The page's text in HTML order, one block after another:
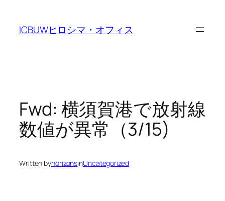
content
ICBUWヒロシマ・オフィス
Fwd: 横須賀港で放射線
数値が異常（3/15)
Written byhorizonsinUncategorized